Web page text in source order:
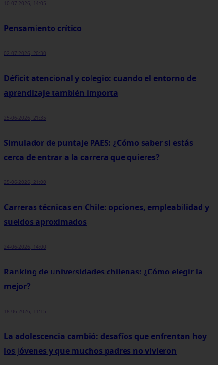
10-07-2026, 14:05
Pensamiento crítico
02-07-2026, 20:30
Déficit atencional y colegio: cuando el entorno de
aprendizaje también importa
25-06-2026, 21:35
Simulador de puntaje PAES: ¿Cómo saber si estás
cerca de entrar a la carrera que quieres?
25-06-2026, 21:00
Carreras técnicas en Chile: opciones, empleabilidad y
sueldos aproximados
24-06-2026, 14:00
Ranking de universidades chilenas: ¿Cómo elegir la
mejor?
18-06-2026, 11:15
La adolescencia cambió: desafíos que enfrentan hoy
los jóvenes y que muchos padres no vivieron